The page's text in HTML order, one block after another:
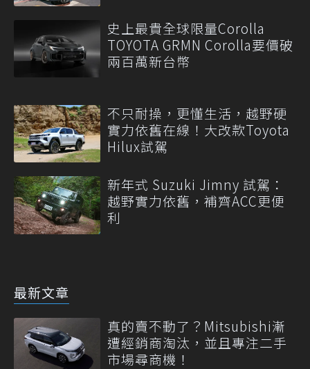
史上最貴全球限量Corolla
TOYOTA GRMN Corolla要價破
兩百萬新台幣
不只耐操，更懂生活，越野硬
實力依舊在線！大改款Toyota
Hilux試駕
新年式 Suzuki Jimny 試駕：
越野實力依舊，補齊ACC更便
利
最新文章
真的賣不動了？Mitsubishi漸
遭經銷商淘汰，並且專注二手
市場尋商機！